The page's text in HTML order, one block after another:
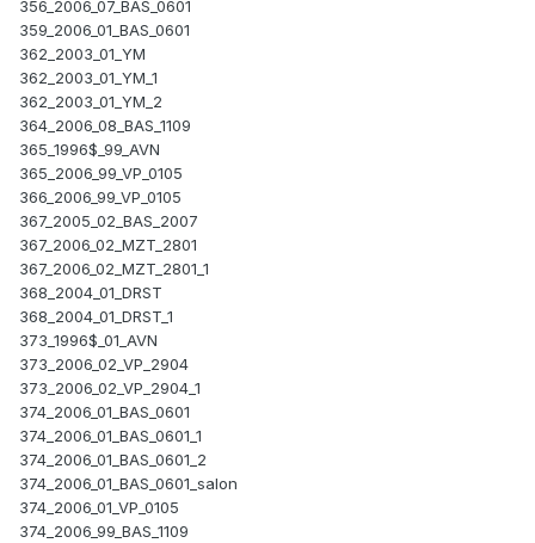
356_2006_07_BAS_0601
359_2006_01_BAS_0601
362_2003_01_YM
362_2003_01_YM_1
362_2003_01_YM_2
364_2006_08_BAS_1109
365_1996$_99_AVN
365_2006_99_VP_0105
366_2006_99_VP_0105
367_2005_02_BAS_2007
367_2006_02_MZT_2801
367_2006_02_MZT_2801_1
368_2004_01_DRST
368_2004_01_DRST_1
373_1996$_01_AVN
373_2006_02_VP_2904
373_2006_02_VP_2904_1
374_2006_01_BAS_0601
374_2006_01_BAS_0601_1
374_2006_01_BAS_0601_2
374_2006_01_BAS_0601_salon
374_2006_01_VP_0105
374_2006_99_BAS_1109